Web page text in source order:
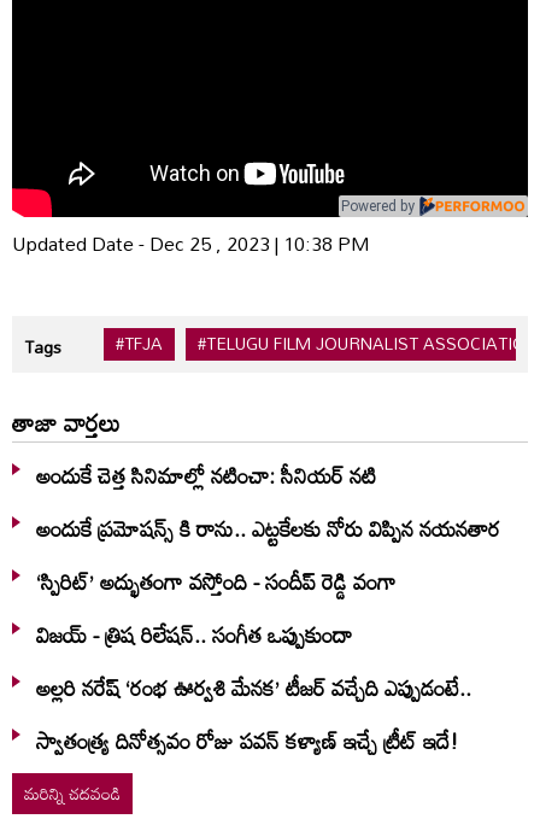
Powered by
Updated Date - Dec 25 , 2023 | 10:38 PM
Tags #TFJA #TELUGU FILM JOURNALIST ASSOCIATION
తాజా వార్తలు
అందుకే చెత్త సినిమాల్లో నటించా: సీనియర్ నటి
అందుకే ప్రమోషన్స్ కి రాను.. ఎట్టకేలకు నోరు విప్పిన నయనతార
‘స్పిరిట్’ అద్భుతంగా వస్తోంది - సందీప్ రెడ్డి వంగా
విజయ్ - త్రిష రిలేషన్.. సంగీత ఒప్పుకుందా
అల్లరి నరేష్ ‘రంభ ఊర్వశి మేనక’ టీజర్ వచ్చేది ఎప్పుడంటే..
స్వాతంత్య్ర దినోత్సవం రోజు పవన్ కళ్యాణ్ ఇచ్చే ట్రీట్ ఇదే!
మరిన్ని చదవండి